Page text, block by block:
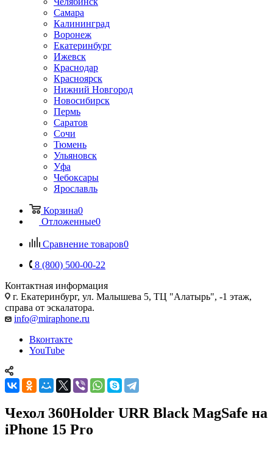
Самара
Калининград
Воронеж
Екатеринбург
Ижевск
Краснодар
Красноярск
Нижний Новгород
Новосибирск
Пермь
Саратов
Сочи
Тюмень
Ульяновск
Уфа
Чебоксары
Ярославль
Корзина0
Отложенные0
Сравнение товаров0
8 (800) 500-00-22
Контактная информация
г. Екатеринбург, ул. Малышева 5, ТЦ "Алатырь", -1 этаж,
справа от эскалатора.
info@miraphone.ru
Вконтакте
YouTube
Чехол 360Holder URR Black MagSafe на
iPhone 15 Pro